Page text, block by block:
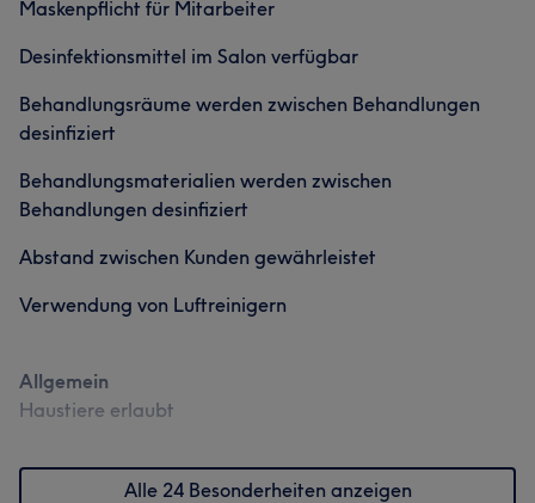
Was unsere Kunden über Tom sagen
Freundlich 6
Was unsere Kunden über Thu sagen
Kompetent 17 Professionell 12 Freundlich
Freundlich 10 Erfahren
Professionell
Maskenpflicht für Mitarbeiter
Desinfektionsmittel im Salon verfügbar
Behandlungsräume werden zwischen Behandlungen
desinfiziert
Behandlungsmaterialien werden zwischen
Behandlungen desinfiziert
Abstand zwischen Kunden gewährleistet
Verwendung von Luftreinigern
Allgemein
Haustiere erlaubt
Alle 24 Besonderheiten anzeigen